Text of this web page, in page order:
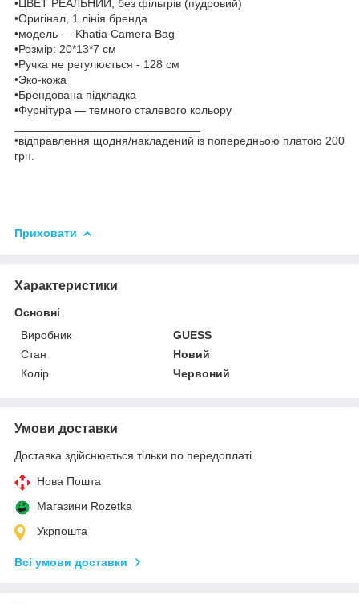
•ЦВЕТ РЕАЛЬНИЙ, без фільтрів (пудровий)
•Оригінал, 1 лінія бренда
•модель — Khatia Camera Bag
•Розмір: 20*13*7 см
•Ручка не регулюється - 128 см
•Эко-кожа
•Брендована підкладка
•Фурнітура — темного сталевого кольору
•відправлення щодня/накладений із попередньою платою 200
грн.
Приховати
Характеристики
Основні
Виробник
GUESS
Стан
Новий
Колір
Червоний
Умови доставки
Доставка здійснюється тільки по передоплаті.
Нова Пошта
Магазини Rozetka
Укрпошта
Всі умови доставки